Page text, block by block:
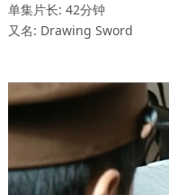
单集片长: 42分钟
又名: Drawing Sword